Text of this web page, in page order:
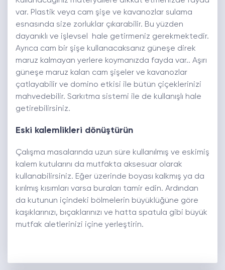
var. Plastik veya cam şişe ve kavanozlar sulama
esnasında size zorluklar çıkarabilir. Bu yüzden
dayanıklı ve işlevsel hale getirmeniz gerekmektedir.
Ayrıca cam bir şişe kullanacaksanız güneşe direk
maruz kalmayan yerlere koymanızda fayda var.. Aşırı
güneşe maruz kalan cam şişeler ve kavanozlar
çatlayabilir ve domino etkisi ile bütün çiçeklerinizi
mahvedebilir. Sarkıtma sistemi ile de kullanışlı hale
getirebilirsiniz.
Eski kalemlikleri dönüştürün
Çalışma masalarında uzun süre kullanılmış ve eskimiş
kalem kutularını da mutfakta aksesuar olarak
kullanabilirsiniz. Eğer üzerinde boyası kalkmış ya da
kırılmış kısımları varsa buraları tamir edin. Ardından
da kutunun içindeki bölmelerin büyüklüğüne göre
kaşıklarınızı, bıçaklarınızı ve hatta spatula gibi büyük
mutfak aletlerinizi içine yerleştirin.